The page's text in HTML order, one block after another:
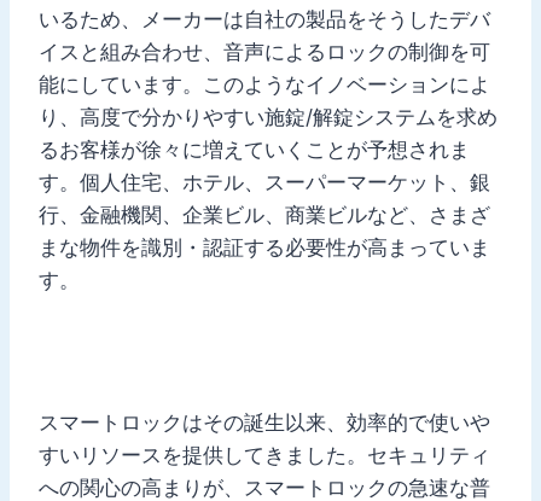
いるため、メーカーは自社の製品をそうしたデバ
イスと組み合わせ、音声によるロックの制御を可
能にしています。このようなイノベーションによ
り、高度で分かりやすい施錠/解錠システムを求め
るお客様が徐々に増えていくことが予想されま
す。個人住宅、ホテル、スーパーマーケット、銀
行、金融機関、企業ビル、商業ビルなど、さまざ
まな物件を識別・認証する必要性が高まっていま
す。
スマートロックはその誕生以来、効率的で使いや
すいリソースを提供してきました。セキュリティ
への関心の高まりが、スマートロックの急速な普